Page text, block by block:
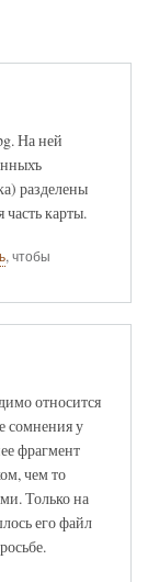
На ней
разделены
карты.
, чтобы
относится
сомнения у
фрагмент
чем то
Только на
его файл